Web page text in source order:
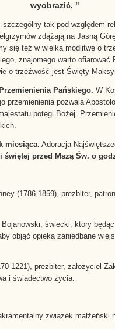
wyobrazić.
tak pod względem
zdążają na Jasną
się też w wielką modlitwę o
znajomego warto ofiarować
o trzeźwość jest Święty
Pańskiego. W
przemienienia pozwala
potęgi Bożej.
miesiąca. Adoracja
świętej przed Mszą Św. o
(1786-1859), prezbiter,
świecki, który
objąć opieką zaniedbane
1221), prezbiter, założyciel
i świadectwo życia.
związek małżeński